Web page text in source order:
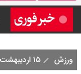
ورزش ۱۵ اردیبهشت ۱۴۰۴